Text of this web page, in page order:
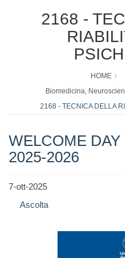
2168 -
HOME
Biomedicina,
2168 - TECNICA DELLA
WELCOME
2025-2026
7-ott-2025
Ascolta